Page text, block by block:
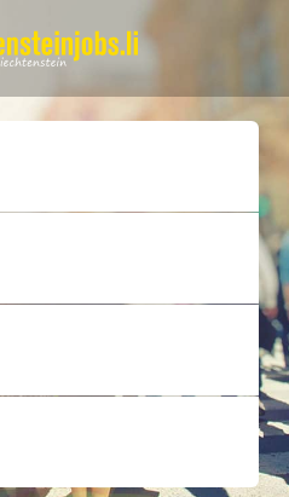
JETZT BEWERBEN